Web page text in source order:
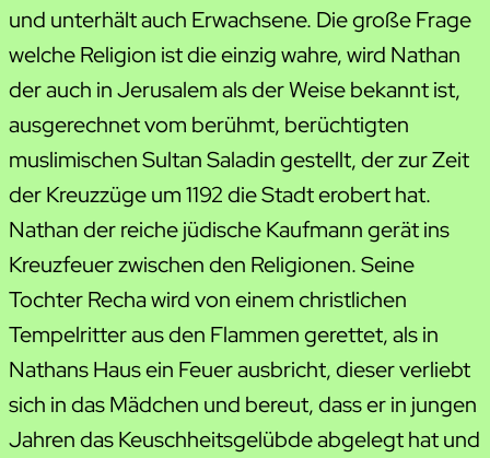
und unterhält auch Erwachsene. Die große Frage
welche Religion ist die einzig wahre, wird Nathan
der auch in Jerusalem als der Weise bekannt ist,
ausgerechnet vom berühmt, berüchtigten
muslimischen Sultan Saladin gestellt, der zur Zeit
der Kreuzzüge um 1192 die Stadt erobert hat.
Nathan der reiche jüdische Kaufmann gerät ins
Kreuzfeuer zwischen den Religionen. Seine
Tochter Recha wird von einem christlichen
Tempelritter aus den Flammen gerettet, als in
Nathans Haus ein Feuer ausbricht, dieser verliebt
sich in das Mädchen und bereut, dass er in jungen
Jahren das Keuschheitsgelübde abgelegt hat und